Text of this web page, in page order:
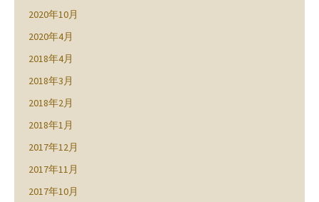
2020年10月
2020年4月
2018年4月
2018年3月
2018年2月
2018年1月
2017年12月
2017年11月
2017年10月